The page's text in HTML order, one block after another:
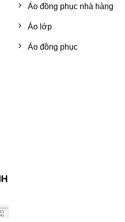
Áo đồng phục nhà hàng
Áo lớp
Áo đồng phục